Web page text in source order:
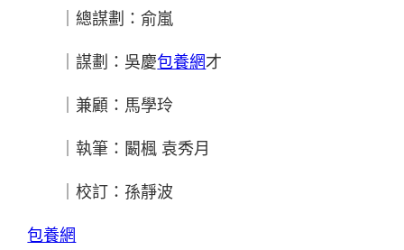
｜總謀劃：俞嵐
｜謀劃：吳慶包養網才
｜兼顧：馬學玲
｜執筆：闞楓 袁秀月
｜校訂：孫靜波
包養網